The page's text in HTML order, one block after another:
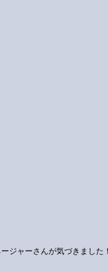
ジャーさんが気づきました